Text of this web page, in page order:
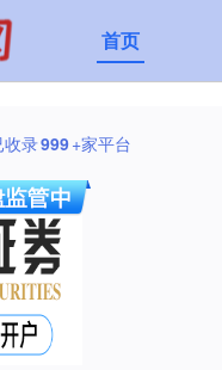
首页
收录999+家平台